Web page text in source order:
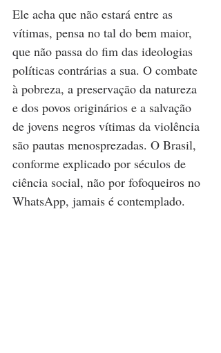
Ele acha que não estará entre as
vítimas, pensa no tal do bem maior,
que não passa do fim das ideologias
políticas contrárias a sua. O combate
à pobreza, a preservação da natureza
e dos povos originários e a salvação
de jovens negros vítimas da violência
são pautas menosprezadas. O Brasil,
conforme explicado por séculos de
ciência social, não por fofoqueiros no
WhatsApp, jamais é contemplado.